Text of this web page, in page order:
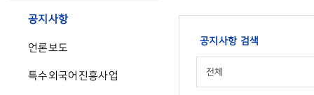
공지사항
언론보도
특수외국어진흥사업
공지사항 검색
전체